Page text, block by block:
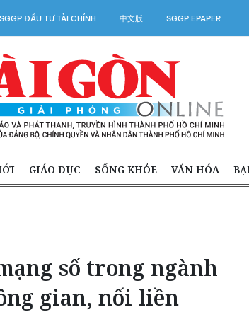
SGGP ĐẦU TƯ TÀI CHÍNH 中文版 SGGP EPAPER
GIÁO DỤC SỐNG KHỎE VĂN HÓA
số trong ngành
gian, nối liền